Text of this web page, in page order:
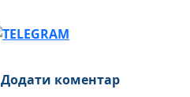
Додати коментар